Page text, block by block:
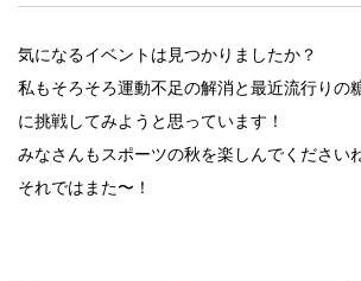
気になるイベントは見つかりましたか？
私もそろそろ運動不足の解消と最近流行りの
に挑戦してみようと思っています！
みなさんもスポーツの秋を楽しんでください
それではまた〜！